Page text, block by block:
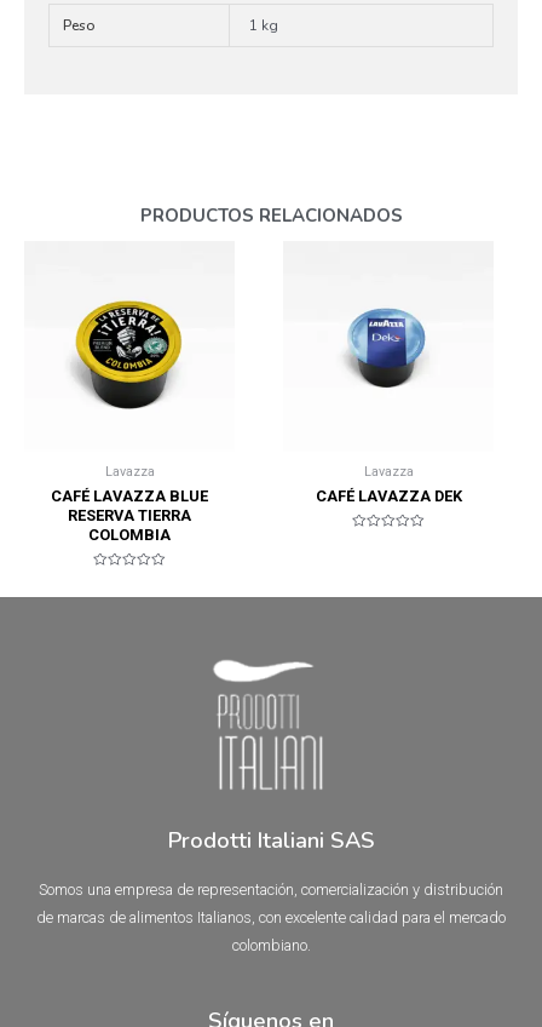
PRODUCTOS RELACIONADOS
Lavazza
CAFÉ LAVAZZA BLUE
RESERVA TIERRA
COLOMBIA
Lavazza
CAFÉ LAVAZZA DEK
Peso 1 kg
Prodotti Italiani SAS
Somos una empresa de representación, comercialización y distribución
de marcas de alimentos Italianos, con excelente calidad para el mercado
colombiano.
Síguenos en